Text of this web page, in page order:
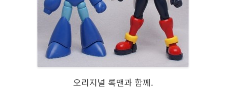
오리지널 록맨과 함께.